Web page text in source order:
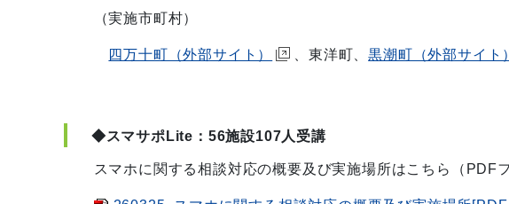
（実施市町村）
四万十町（外部サイト） 、東洋町、黒潮町（外部サイト）
◆スマサポLite：56施設107人受講
スマホに関する相談対応の概要及び実施場所はこちら（PDFフ